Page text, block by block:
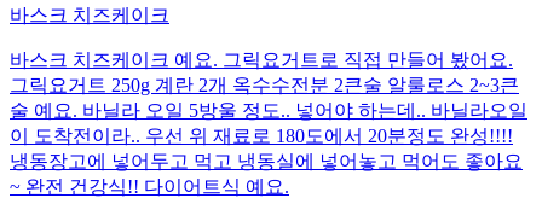
바스크 치즈케이크
바스크 치즈케이크 예요. 그릭요거트로 직접 만들어 봤어요.
그릭요거트 250g 계란 2개 옥수수전분 2큰술 알룰로스 2~3큰
술 예요. 바닐라 오일 5방울 정도.. 넣어야 하는데.. 바닐라오일
이 도착전이라.. 우선 위 재료로 180도에서 20분정도 완성!!!!
냉동장고에 넣어두고 먹고 냉동실에 넣어놓고 먹어도 좋아요
~ 완전 건강식!! 다이어트식 예요.